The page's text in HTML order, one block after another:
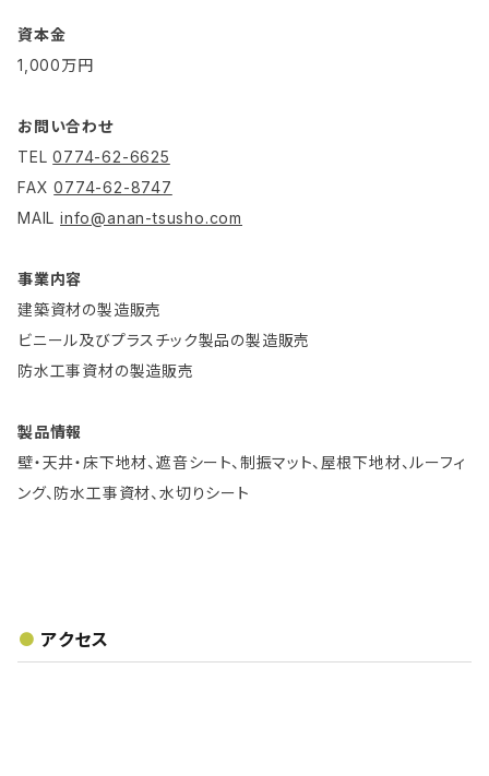
資本金
1,000万円
お問い合わせ
TEL0774-62-6625
FAX0774-62-8747
MAIL info@anan-tsusho.com
事業内容
建築資材の製造販売
ビニール及びプラスチック製品の製造販売
防水工事資材の製造販売
製品情報
壁・天井・床下地材、遮音シート、制振マット、屋根下地材、ルーフィ
ング、防水工事資材、水切りシート
アクセス